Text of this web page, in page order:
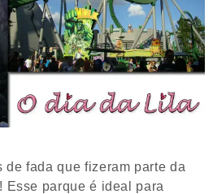
de fada que fizeram parte da
Esse parque é ideal para